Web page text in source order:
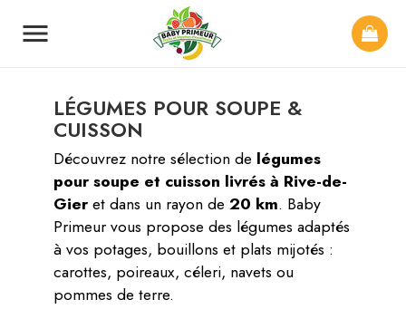

LÉGUMES POUR SOUPE &
CUISSON
Découvrez notre sélection de légumes
pour soupe et cuisson livrés à Rive-de-
Gieret dans un rayon de 20 km. Baby
Primeur vous propose des légumes adaptés
à vos potages, bouillons et plats mijotés :
carottes, poireaux, céleri, navets ou
pommes de terre.